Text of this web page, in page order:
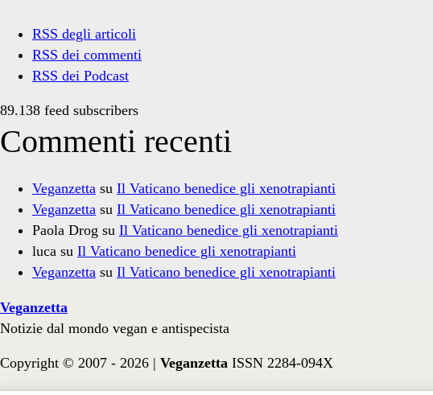
RSS degli articoli
RSS dei commenti
RSS dei Podcast
89.138 feed subscribers
Commenti recenti
Veganzetta su Il Vaticano benedice gli xenotrapianti
Veganzetta su Il Vaticano benedice gli xenotrapianti
Paola Drog su Il Vaticano benedice gli xenotrapianti
luca su Il Vaticano benedice gli xenotrapianti
Veganzetta su Il Vaticano benedice gli xenotrapianti
Veganzetta
Notizie dal mondo vegan e antispecista
Copyright © 2007 - 2026 | Veganzetta ISSN 2284-094X